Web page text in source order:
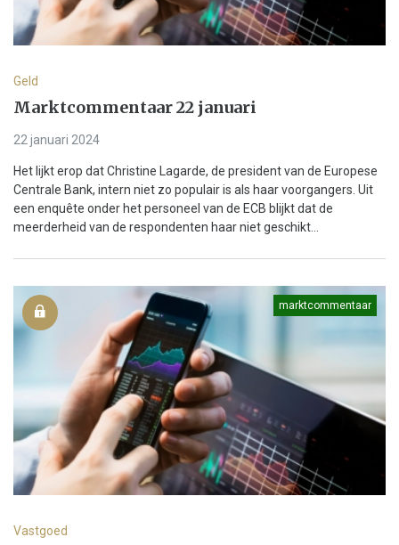
Geld
Marktcommentaar 22 januari
22 januari 2024
Het lijkt erop dat Christine Lagarde, de president van de Europese
Centrale Bank, intern niet zo populair is als haar voorgangers. Uit
een enquête onder het personeel van de ECB blijkt dat de
meerderheid van de respondenten haar niet geschikt...
marktcommentaar
Vastgoed